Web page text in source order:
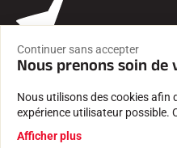
MENTIONS LÉGALES
Continuer sans accepter
Nous prenons soin de
Nous utilisons des cookies afin
expérience utilisateur possible.
Afficher plus